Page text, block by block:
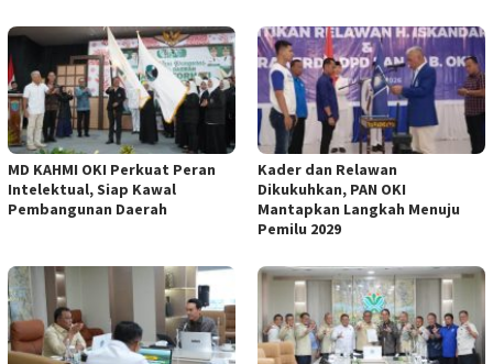
MD KAHMI OKI Perkuat Peran
Intelektual, Siap Kawal
Pembangunan Daerah
Kader dan Relawan
Dikukuhkan, PAN OKI
Mantapkan Langkah Menuju
Pemilu 2029